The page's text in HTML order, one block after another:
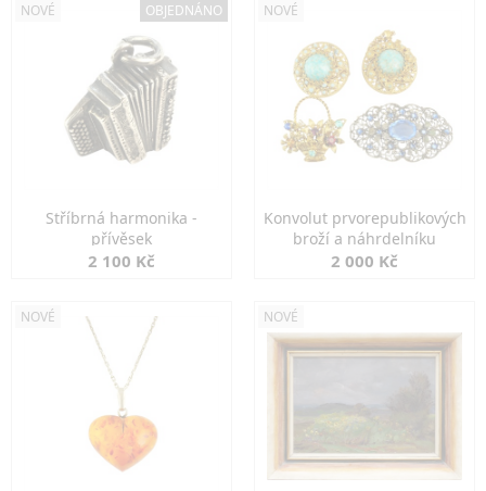
NOVÉ OBJEDNÁNO
Stříbrná harmonika -
přívěsek
2 100 Kč
NOVÉ
Konvolut prvorepublikových
broží a náhrdelníku
2 000 Kč
NOVÉ NOVÉ